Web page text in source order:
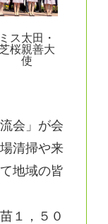
ミス太田・
桜親善大
使
会」が会
清掃や来
地域の皆
１，５０